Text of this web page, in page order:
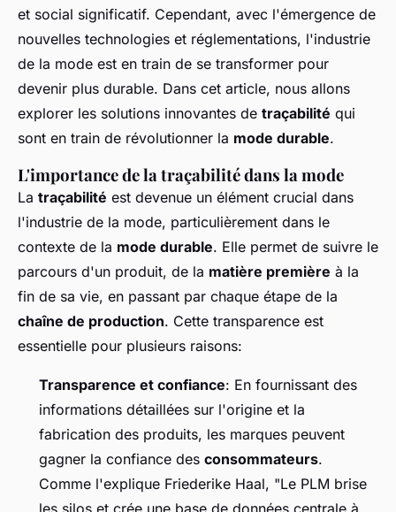
et social significatif. Cependant, avec l'émergence de
nouvelles technologies et réglementations, l'industrie
de la mode est en train de se transformer pour
devenir plus durable. Dans cet article, nous allons
explorer les solutions innovantes de traçabilité qui
sont en train de révolutionner la mode durable.
L'importance de la traçabilité dans la mode
La traçabilité est devenue un élément crucial dans
l'industrie de la mode, particulièrement dans le
contexte de la mode durable. Elle permet de suivre le
parcours d'un produit, de la matière première à la
fin de sa vie, en passant par chaque étape de la
chaîne de production. Cette transparence est
essentielle pour plusieurs raisons:
Transparence et confiance: En fournissant des
informations détaillées sur l'origine et la
fabrication des produits, les marques peuvent
gagner la confiance des consommateurs.
Comme l'explique Friederike Haal, "Le PLM brise